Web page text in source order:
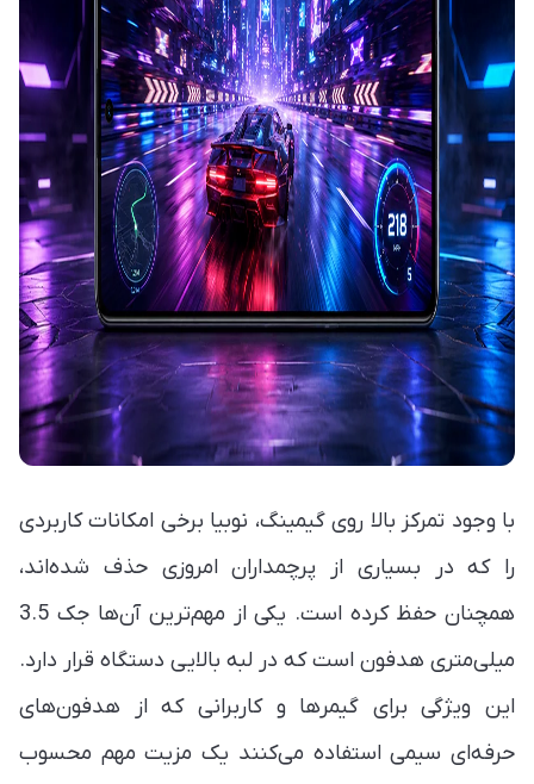
با وجود تمرکز بالا روی گیمینگ، نوبیا برخی امکانات کاربردی
را که در بسیاری از پرچمداران امروزی حذف شده‌اند،
همچنان حفظ کرده است. یکی از مهم‌ترین آن‌ها جک 3.5
میلی‌متری هدفون است که در لبه بالایی دستگاه قرار دارد.
این ویژگی برای گیمرها و کاربرانی که از هدفون‌های
حرفه‌ای سیمی استفاده می‌کنند یک مزیت مهم محسوب